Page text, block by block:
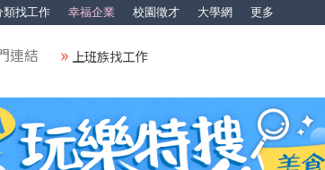
類找工作 幸福企業 校園徵才 大學網 更多
連結 上班族找工作